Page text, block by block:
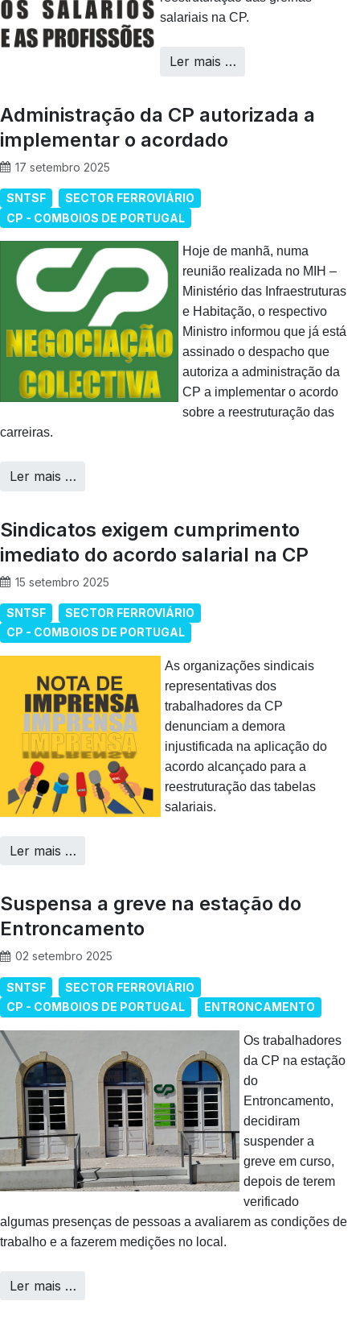
salariais na CP.
Ler mais …
Administração da CP autorizada a
implementar o acordado
17 setembro 2025
SNTSF
SECTOR FERROVIÁRIO
CP - COMBOIOS DE PORTUGAL
Hoje de manhã, numa
reunião realizada no MIH –
Ministério das Infraestruturas
e Habitação, o respectivo
Ministro informou que já está
assinado o despacho que
autoriza a administração da
CP a implementar o acordo
sobre a reestruturação das
carreiras.
Ler mais …
Sindicatos exigem cumprimento
imediato do acordo salarial na CP
15 setembro 2025
SNTSF
SECTOR FERROVIÁRIO
CP - COMBOIOS DE PORTUGAL
As organizações sindicais
representativas dos
trabalhadores da CP
denunciam a demora
injustificada na aplicação do
acordo alcançado para a
reestruturação das tabelas
salariais.
Ler mais …
Suspensa a greve na estação do
Entroncamento
02 setembro 2025
SNTSF
SECTOR FERROVIÁRIO
CP - COMBOIOS DE PORTUGAL
ENTRONCAMENTO
Os trabalhadores
da CP na estação
do
Entroncamento,
decidiram
suspender a
greve em curso,
depois de terem
verificado
algumas presenças de pessoas a avaliarem as condições de
trabalho e a fazerem medições no local.
Ler mais …